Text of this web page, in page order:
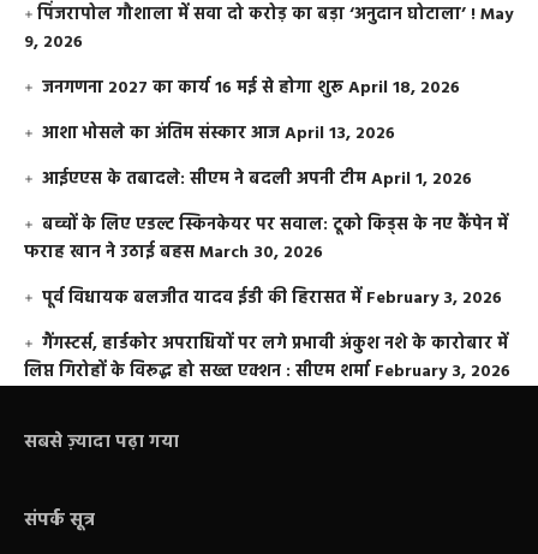
​पिंजरापोल गौशाला में सवा दो करोड़ का बड़ा ‘अनुदान घोटाला’ !May
9, 2026
जनगणना 2027 का कार्य 16 मई से होगा शुरूApril 18, 2026
आशा भोसले का अंतिम संस्कार आजApril 13, 2026
आईएएस के तबादले: सीएम ने बदली अपनी टीमApril 1, 2026
बच्चों के लिए एडल्ट स्किनकेयर पर सवाल: टूको किड्स के नए कैंपेन में
फराह खान ने उठाई बहसMarch 30, 2026
पूर्व विधायक बलजीत यादव ईडी की हिरासत में February 3, 2026
गैंगस्टर्स, हार्डकोर अपराधियों पर लगे प्रभावी अंकुश नशे के कारोबार में
लिप्त गिरोहों के विरूद्ध हो सख्त एक्शन : सीएम शर्मा February 3, 2026
सबसे ज़्यादा पढ़ा गया
संपर्क सूत्र